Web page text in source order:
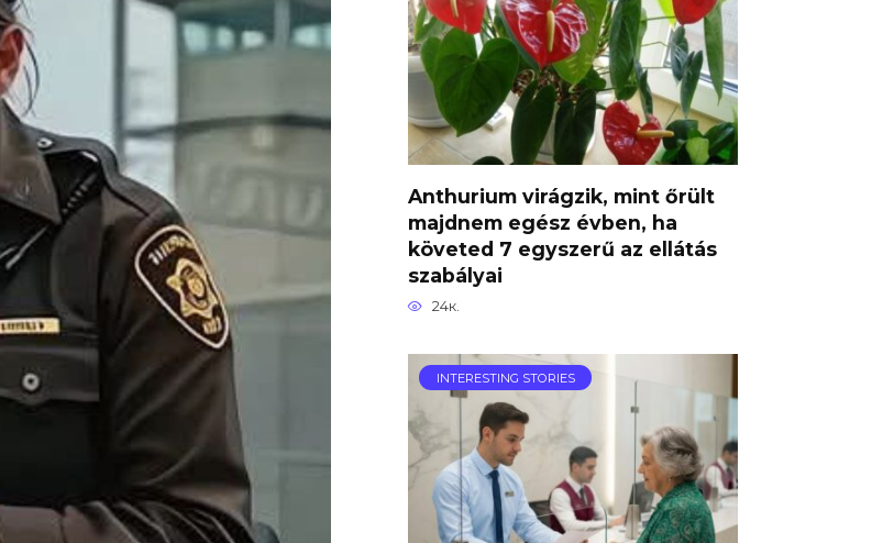
Anthurium virágzik, mint őrült
majdnem egész évben, ha
követed 7 egyszerű az ellátás
szabályai
24к.
INTERESTING STORIES